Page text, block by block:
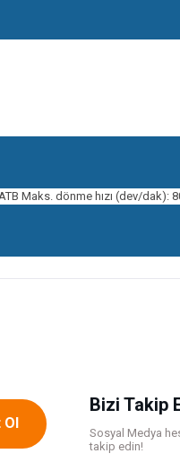
Maks. dönme hızı (dev/dak):
tarafımıza iletebilirsiniz.
Ol
Bizi Takip
Sosyal Medya
takip edin!